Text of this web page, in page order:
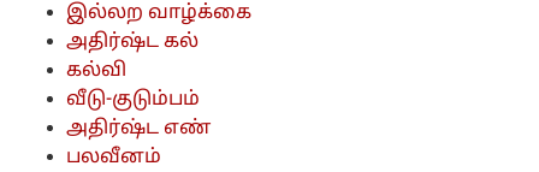
இல்லற வாழ்க்கை
அதிர்ஷ்ட கல்
கல்வி
வீடு-குடும்பம்
அதிர்ஷ்ட எண்
பலவீனம்